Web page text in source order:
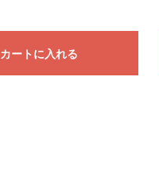
カートに入れる